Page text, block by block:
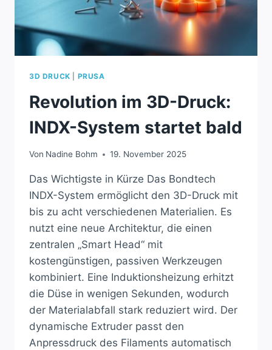
3D DRUCK PRUSA
Revolution im 3D-Druck:
INDX-System startet bald
Von Nadine Bohm 19. November 2025
Das Wichtigste in Kürze Das Bondtech
INDX-System ermöglicht den 3D-Druck mit
bis zu acht verschiedenen Materialien. Es
nutzt eine neue Architektur, die einen
zentralen „Smart Head“ mit
kostengünstigen, passiven Werkzeugen
kombiniert. Eine Induktionsheizung erhitzt
die Düse in wenigen Sekunden, wodurch
der Materialabfall stark reduziert wird. Der
dynamische Extruder passt den
Anpressdruck des Filaments automatisch